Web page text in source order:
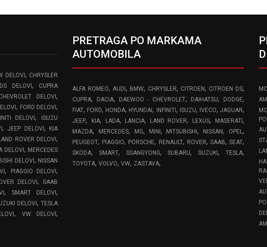
DELOVI , CHRYSLER
DELOVI ,
CUPRA
DELOVI,
, FORD DELOVI,
DELOVI,
ISUZU
,JEEP DELOVI ,
KIA
ROVER DELOVI,
DELOVI , MERCEDES
DELOVI , NISSAN
, PIAGGIO DELOVI,
DELOVI,SAAB
,SMART DELOVI,
DELOVI,TESLA
, VW DELOVI,
PRETRAGA PO MARKAMA
AUTOMOBILA
ALFA ROMEO,AUDI, BMW, CHRYSLER, CITROEN, CITROEN DS,
CUPRA, DACIA, DAEWOO - CHEVROLET, DAIHATSU, DODGE,
FIAT, FORD, HONDA, HYUNDAI, INFINITI , ISUZU, IVECO, JAGUAR,
JEEP, KIA, LADA, LANCIA, LAND ROVER, LEXUS, MASERATI ,
MAZDA, MERCEDES, MG, MINI , MITSUBISHI, NISSAN, OPEL,
PEUGEOT, PIAGGIO, PORSCHE, RENAULT, ROVER, SAAB, SEAT,
SKODA, SMART, SSANGYONG,SUBARU,SUZUKI, TESLA,
TOYOTA,VOLVO,VW, ZASTAVA,